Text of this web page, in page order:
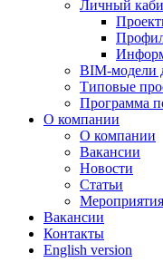
Личный
BIM-модели
Типовые
Программа
О компании
О компании
Вакансии
Новости
Статьи
Мероприятия
Вакансии
Контакты
English version